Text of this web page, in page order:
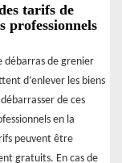
tarifs de
professionnels
débarras de grenier
d’enlever les biens
de ces
en la
peuvent être
gratuits. En cas de